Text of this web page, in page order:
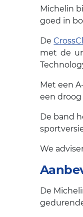
Michelin
goed in
De
met de
Met een
een
De band
We
De